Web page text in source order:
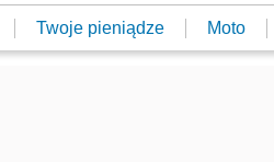
Twoje pieniądze Moto